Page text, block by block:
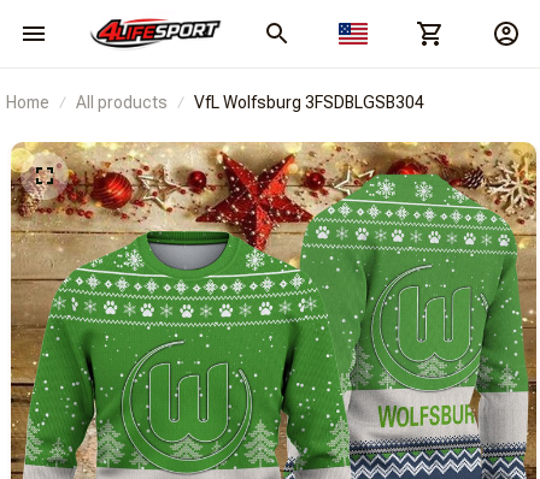
Home All products VfL Wolfsburg 3FSDBLGSB304